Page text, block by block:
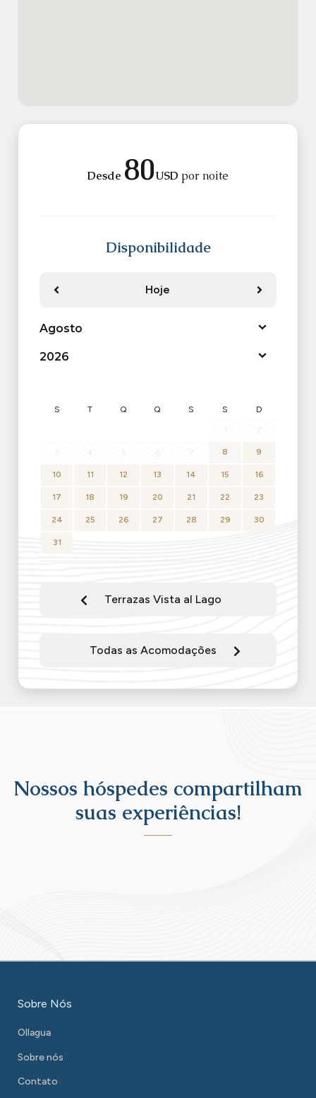
Desde 80USD por noite
Disponibilidade
Hoje
S T Q Q S S D
8 9
10 11 12 13 14 15 16
17 18 19 20 21 22 23
24 25 26 27 28 29 30
31
Terrazas Vista al Lago
Todas as Acomodações
Nossos hóspedes compartilham
suas experiências!
Sobre Nós
Ollagua
Sobre nós
Contato